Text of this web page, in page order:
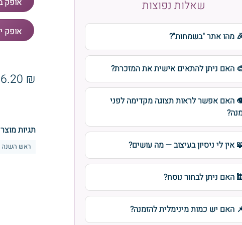
שאלות נפוצות
מהו אתר "בשמחות"?
האם ניתן להתאים אישית את המזכרת?
האם אפשר לראות תצוגה מקדימה לפני
אין לי ניסיון בעיצוב — מה עושים?
האם ניתן לבחור נוסח?
האם יש כמות מינימלית להזמנה?
₪ 6.20
תגיות מוצר
ראש השנה